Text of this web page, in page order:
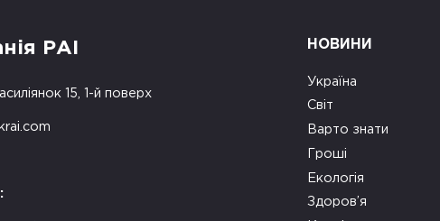
РАІ
15, 1-й поверх
НОВИНИ
Україна
Світ
Варто знати
Гроші
Екологія
Здоров’я